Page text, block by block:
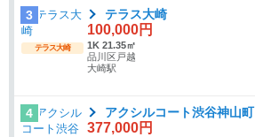
3
テラス大崎
テラス大崎
100,000円
1K 21.35㎡
品川区戸越
大崎駅
4 アクシルコート渋谷神山町
377,000円